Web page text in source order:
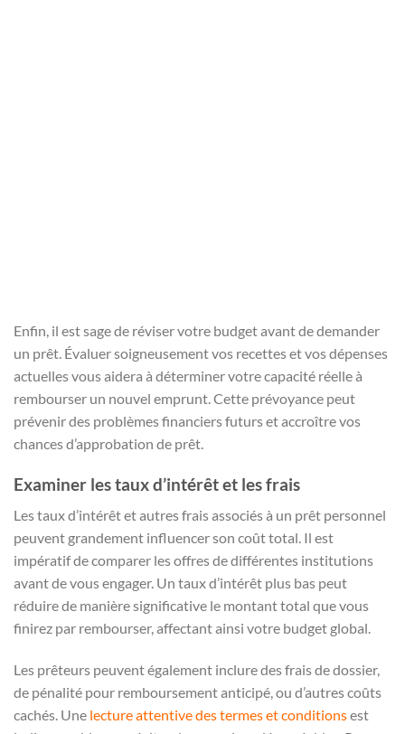
Enfin, il est sage de réviser votre budget avant de demander
un prêt. Évaluer soigneusement vos recettes et vos dépenses
actuelles vous aidera à déterminer votre capacité réelle à
rembourser un nouvel emprunt. Cette prévoyance peut
prévenir des problèmes financiers futurs et accroître vos
chances d’approbation de prêt.
Examiner les taux d’intérêt et les frais
Les taux d’intérêt et autres frais associés à un prêt personnel
peuvent grandement influencer son coût total. Il est
impératif de comparer les offres de différentes institutions
avant de vous engager. Un taux d’intérêt plus bas peut
réduire de manière significative le montant total que vous
finirez par rembourser, affectant ainsi votre budget global.
Les prêteurs peuvent également inclure des frais de dossier,
de pénalité pour remboursement anticipé, ou d’autres coûts
cachés. Une lecture attentive des termes et conditionsest